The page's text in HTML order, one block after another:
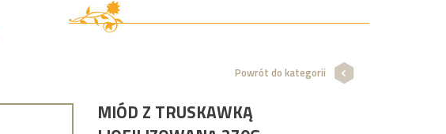
Powrót do kategorii
MIÓD Z TRUSKAWKĄ